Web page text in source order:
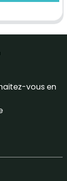
vous en